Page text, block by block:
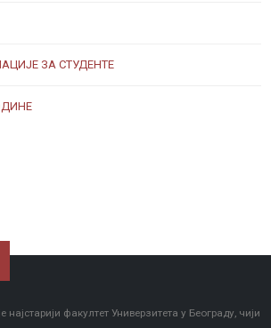
ЗА СТУДЕНТЕ
факултет Универзитета у Београду, чији